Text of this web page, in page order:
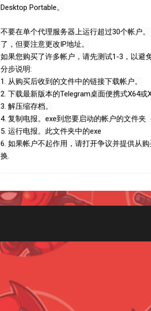
Desktop Portable。
不要在单个代理服务器上运行超过30个帐户
了，但要注意更改IP地址。
如果您购买了许多帐户，请先测试1-3，以避
分步说明:
1. 从购买后收到的文件中的链接下载帐户。
2. 下载最新版本的Telegram桌面便携式X64或
3. 解压缩存档。
4. 复制电报。exe到您要启动的帐户的文件夹
5. 运行电报。此文件夹中的exe
6. 如果帐户不起作用，请打开争议并提供从
换.